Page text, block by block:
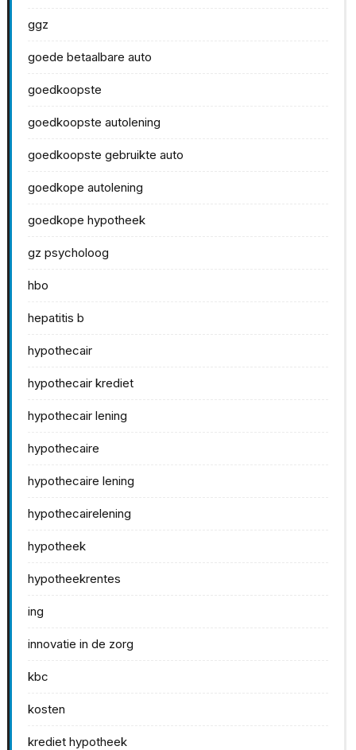
ggz
goede betaalbare auto
goedkoopste
goedkoopste autolening
goedkoopste gebruikte auto
goedkope autolening
goedkope hypotheek
gz psycholoog
hbo
hepatitis b
hypothecair
hypothecair krediet
hypothecair lening
hypothecaire
hypothecaire lening
hypothecairelening
hypotheek
hypotheekrentes
ing
innovatie in de zorg
kbc
kosten
krediet hypotheek